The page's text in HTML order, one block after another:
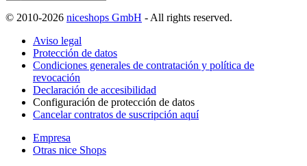
© 2010-2026 niceshops GmbH - All rights reserved.
Aviso legal
Protección de datos
Condiciones generales de contratación y política de
revocación
Declaración de accesibilidad
Configuración de protección de datos
Cancelar contratos de suscripción aquí
Empresa
Otras nice Shops